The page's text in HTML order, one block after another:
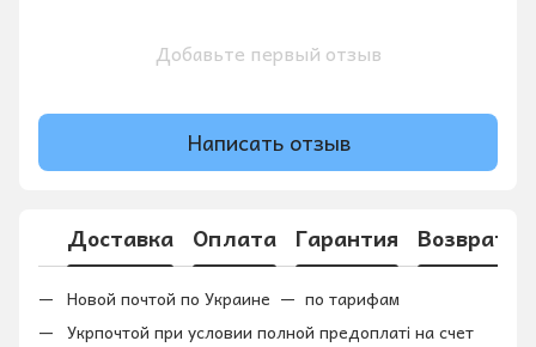
Добавьте первый отзыв
Написать отзыв
Доставка Оплата Гарантия Возврат
Новой почтой по Украине — по тарифам
Укрпочтой при условии полной предоплаті на счет